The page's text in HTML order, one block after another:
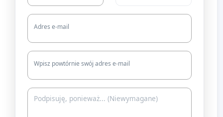
Adres e-mail
Wpisz powtórnie swój adres e-mail